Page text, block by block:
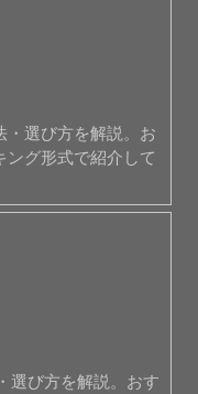
・選び方を解説。お
グ形式で紹介して
選び方を解説。おす